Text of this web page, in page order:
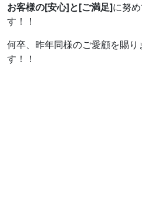
お客様の[安心]と[ご満足]に努
す！！
何卒、昨年同様のご愛顧を賜
す！！